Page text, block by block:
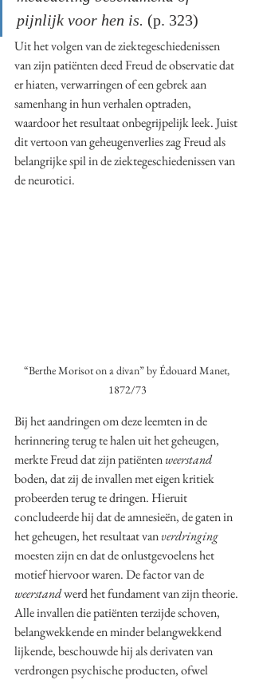
pijnlijk voor hen is. (p. 323)
Uit het volgen van de ziektegeschiedenissen
van zijn patiënten deed Freud de observatie dat
er hiaten, verwarringen of een gebrek aan
samenhang in hun verhalen optraden,
waardoor het resultaat onbegrijpelijk leek. Juist
dit vertoon van geheugenverlies zag Freud als
belangrijke spil in de ziektegeschiedenissen van
de neurotici.
“Berthe Morisot on a divan” by Édouard Manet,
1872/73
Bij het aandringen om deze leemten in de
herinnering terug te halen uit het geheugen,
merkte Freud dat zijn patiënten weerstand
boden, dat zij de invallen met eigen kritiek
probeerden terug te dringen. Hieruit
concludeerde hij dat de amnesieën, de gaten in
het geheugen, het resultaat van verdringing
moesten zijn en dat de onlustgevoelens het
motief hiervoor waren. De factor van de
weerstand werd het fundament van zijn theorie.
Alle invallen die patiënten terzijde schoven,
belangwekkende en minder belangwekkend
lijkende, beschouwde hij als derivaten van
verdrongen psychische producten, ofwel